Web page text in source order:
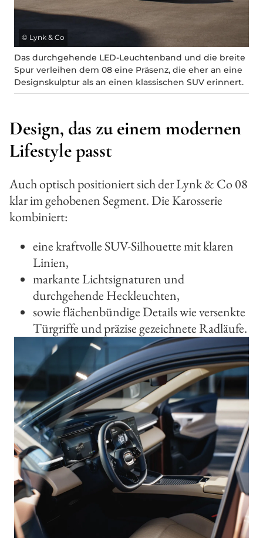
© Lynk & Co
Das durchgehende LED-Leuchtenband und die breite
Spur verleihen dem 08 eine Präsenz, die eher an eine
Designskulptur als an einen klassischen SUV erinnert.
Design, das zu einem modernen
Lifestyle passt
Auch optisch positioniert sich der Lynk & Co 08
klar im gehobenen Segment. Die Karosserie
kombiniert:
eine kraftvolle SUV-Silhouette mit klaren
Linien,
markante Lichtsignaturen und
durchgehende Heckleuchten,
sowie flächenbündige Details wie versenkte
Türgriffe und präzise gezeichnete Radläufe.